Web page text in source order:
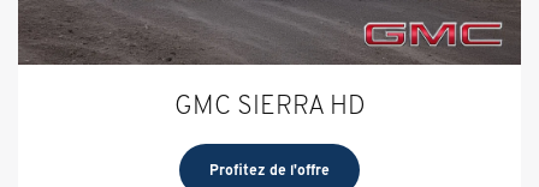
GMC SIERRA HD
Profitez de l'offre